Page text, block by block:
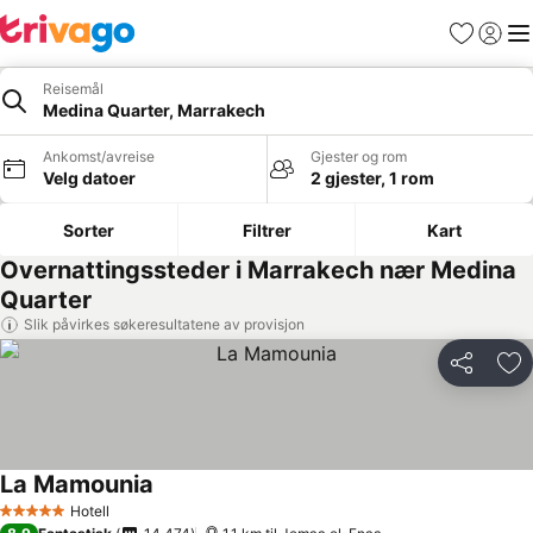
Favoritter
Logg
Reisemål
Medina Quarter, Marrakech
Ankomst/avreise
Velg datoer
Gjester og rom
2 gjester, 1 rom
Sorter Filtrer Kart
Overnattingssteder i Marrakech nær Medina
Quarter
Slik påvirkes søkeresultatene av provisjon
Del
5 Stjerner Hotell
La Mamounia